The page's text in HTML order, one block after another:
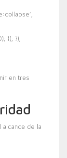
}); });
en tres
de la